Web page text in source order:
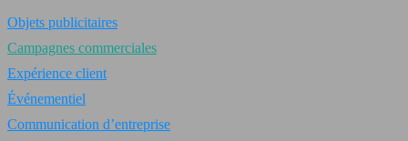
Objets publicitaires
Campagnes commerciales
Expérience client
Événementiel
Communication d’entreprise